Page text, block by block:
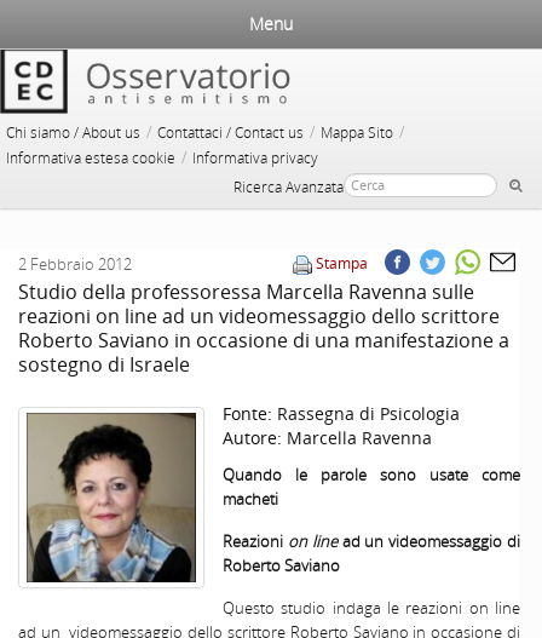
Chi siamo / About us / Contattaci / Contact us / Mappa Sito /
Informativa estesa cookie / Informativa privacy
Ricerca Avanzata
Menu
Stampa
2 Febbraio 2012
Studio della professoressa Marcella Ravenna sulle
reazioni on line ad un videomessaggio dello scrittore
Roberto Saviano in occasione di una manifestazione a
sostegno di Israele
Fonte: Rassegna di Psicologia
Autore: Marcella Ravenna
Quando le parole sono usate come
macheti
Reazioni on linead un videomessaggio di
Roberto Saviano
Questo studio indaga le reazioni on line
ad un videomessaggio dello scrittore Roberto Saviano in occasione di